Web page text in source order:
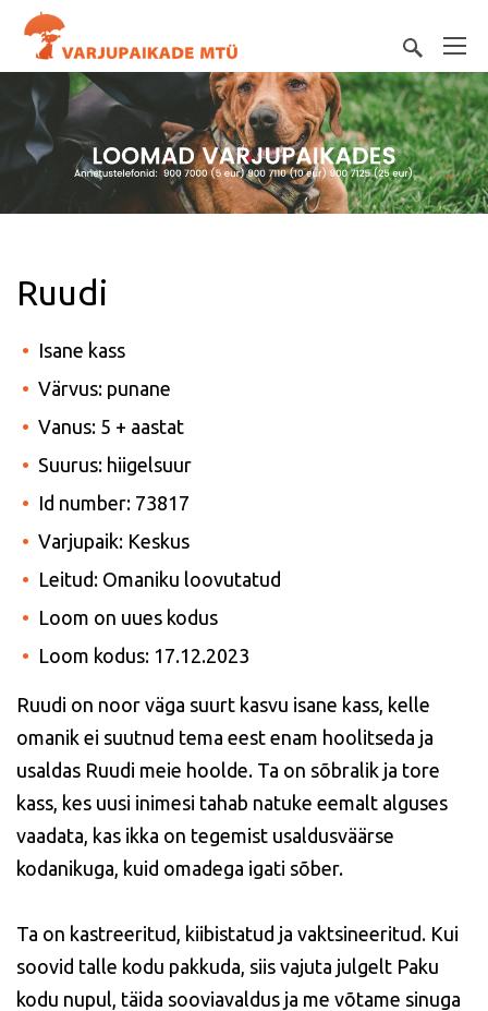
Ruudi
Isane kass
Värvus: punane
Vanus: 5 + aastat
Suurus: hiigelsuur
Id number: 73817
Varjupaik: Keskus
Leitud: Omaniku loovutatud
Loom on uues kodus
Loom kodus: 17.12.2023
Ruudi on noor väga suurt kasvu isane kass, kelle
omanik ei suutnud tema eest enam hoolitseda ja
usaldas Ruudi meie hoolde. Ta on sõbralik ja tore
kass, kes uusi inimesi tahab natuke eemalt alguses
vaadata, kas ikka on tegemist usaldusväärse
kodanikuga, kuid omadega igati sõber.
Ta on kastreeritud, kiibistatud ja vaktsineeritud. Kui
soovid talle kodu pakkuda, siis vajuta julgelt Paku
kodu nupul, täida sooviavaldus ja me võtame sinuga